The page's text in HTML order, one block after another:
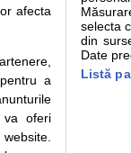
consumatorului
consumatorilor -
Alternativa a
0800.080.999
afecta
a
va oferi
selecta
din
Date
Listă